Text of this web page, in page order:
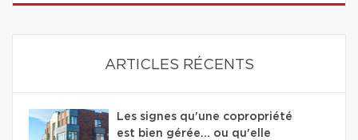
ARTICLES RÉCENTS
Les signes qu'une copropriété
est bien gérée… ou qu'elle